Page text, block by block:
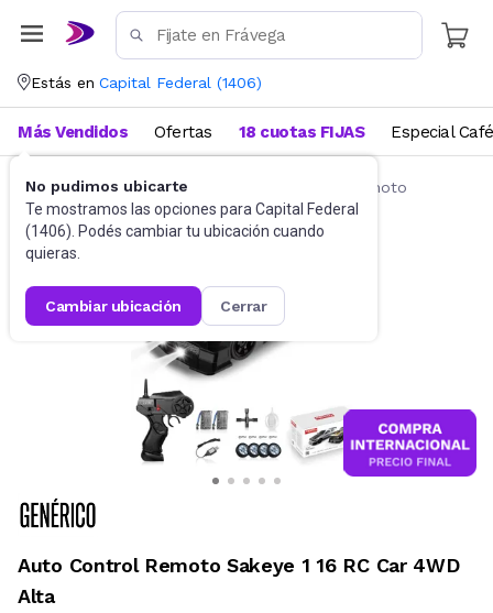
Estás en Capital Federal (1406)
No pudimos ubicarte
Te mostramos las opciones para Capital Federal
(1406). Podés cambiar tu ubicación cuando
quieras.
cambiar ubicación cerrar
Más Vendidos Ofertas 18 cuotas FIJAS Especial Café
Vehículos radio control Autos a control remoto
Auto Control Remoto Sakeye 1 16 RC Car 4WD
Alta